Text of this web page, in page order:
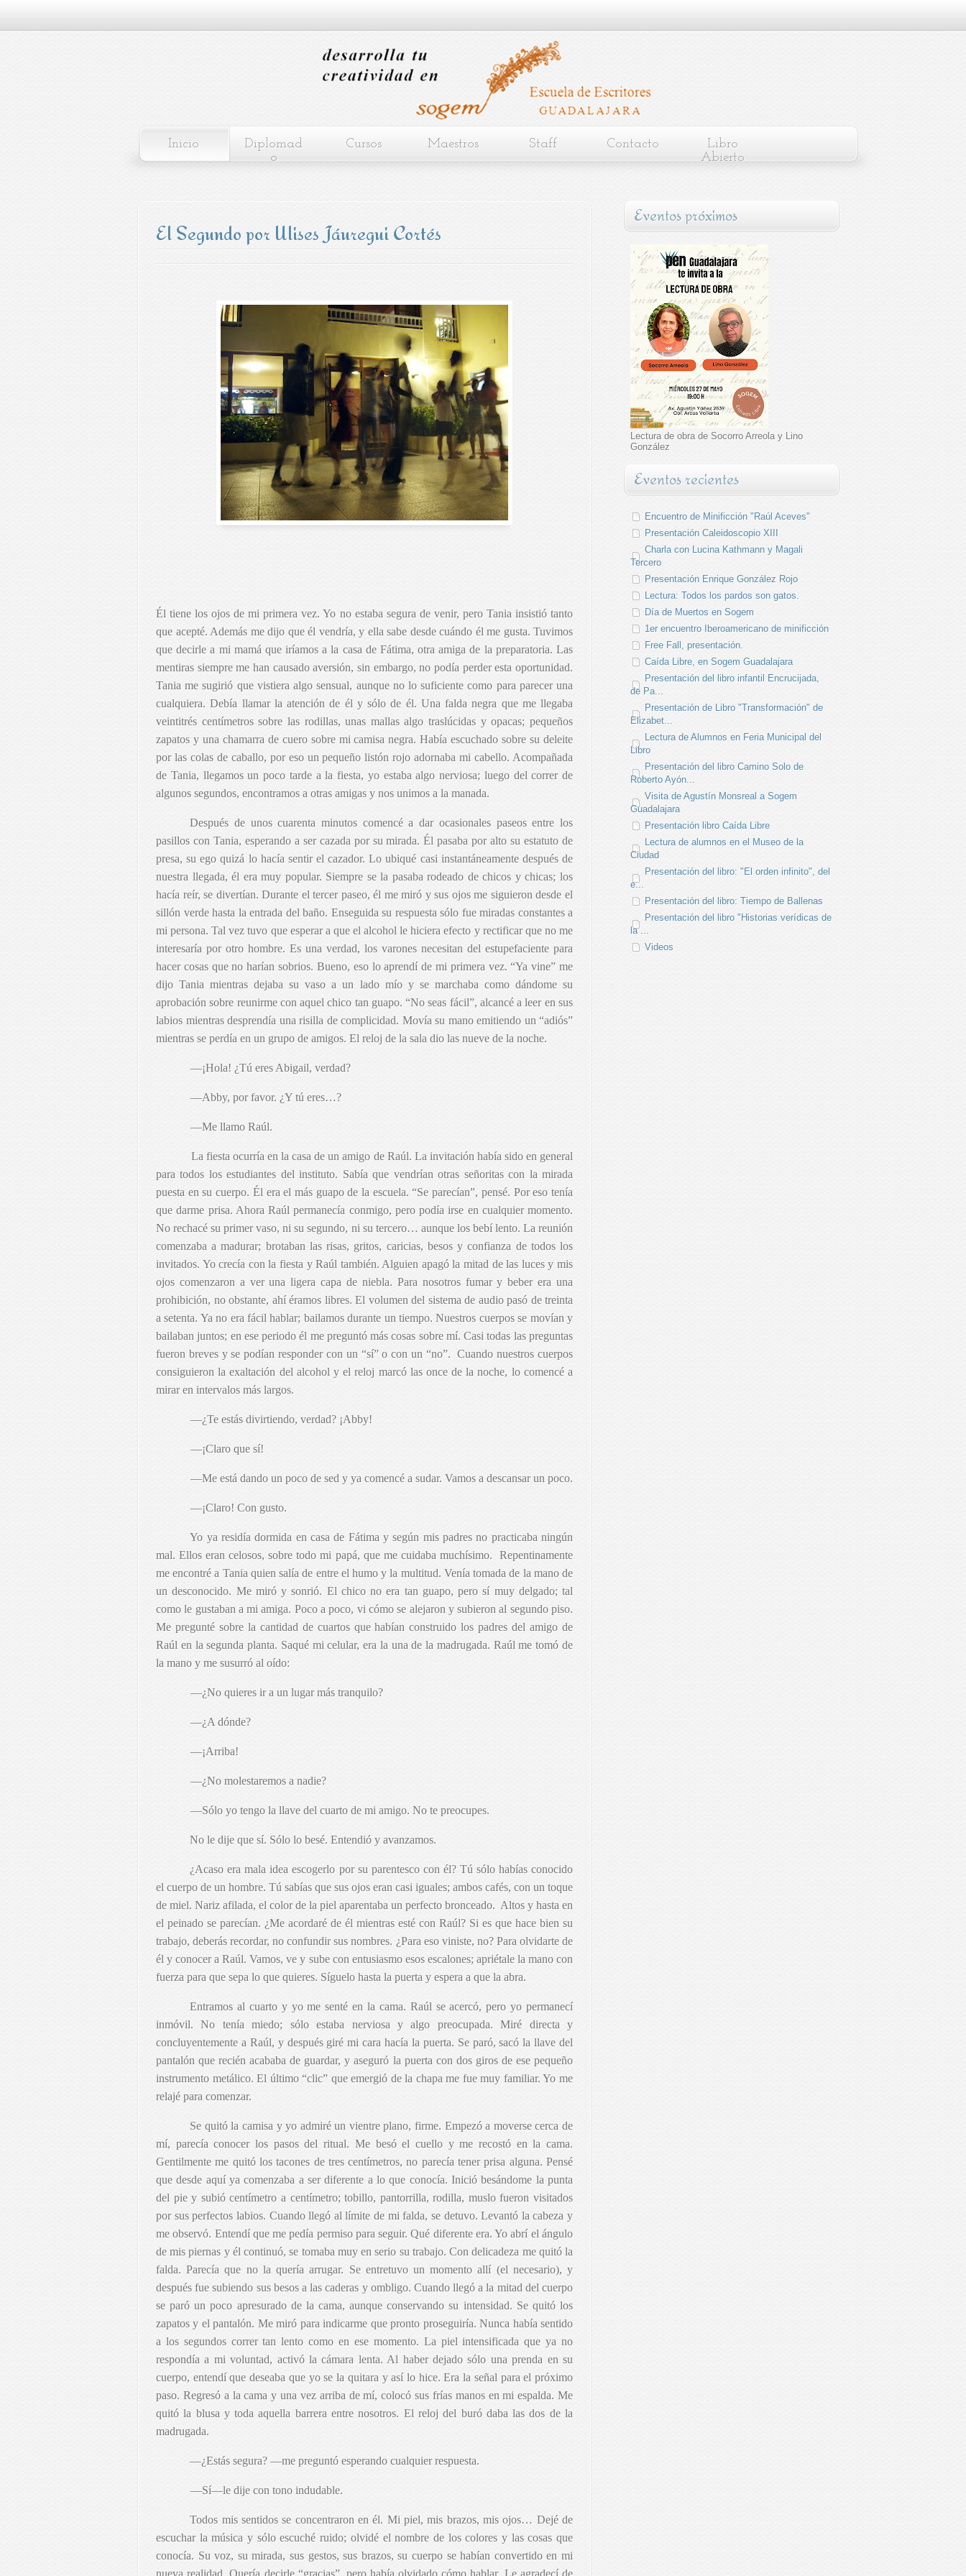
Inicio
Diplomad
o
Cursos Maestros Staff Contacto
Libro
Abierto
El Segundo por Ulises Jáuregui Cortés
Él tiene los ojos de mi primera vez. Yo no estaba segura de venir, pero Tania insistió tanto
que acepté. Además me dijo que él vendría, y ella sabe desde cuándo él me gusta. Tuvimos
que decirle a mi mamá que iríamos a la casa de Fátima, otra amiga de la preparatoria. Las
mentiras siempre me han causado aversión, sin embargo, no podía perder esta oportunidad.
Tania me sugirió que vistiera algo sensual, aunque no lo suficiente como para parecer una
cualquiera. Debía llamar la atención de él y sólo de él. Una falda negra que me llegaba
veintitrés centímetros sobre las rodillas, unas mallas algo traslúcidas y opacas; pequeños
zapatos y una chamarra de cuero sobre mi camisa negra. Había escuchado sobre su deleite
por las colas de caballo, por eso un pequeño listón rojo adornaba mi cabello. Acompañada
de Tania, llegamos un poco tarde a la fiesta, yo estaba algo nerviosa; luego del correr de
algunos segundos, encontramos a otras amigas y nos unimos a la manada.
Después de unos cuarenta minutos comencé a dar ocasionales paseos entre los
pasillos con Tania, esperando a ser cazada por su mirada. Él pasaba por alto su estatuto de
presa, su ego quizá lo hacía sentir el cazador. Lo ubiqué casi instantáneamente después de
nuestra llegada, él era muy popular. Siempre se la pasaba rodeado de chicos y chicas; los
hacía reír, se divertían. Durante el tercer paseo, él me miró y sus ojos me siguieron desde el
sillón verde hasta la entrada del baño. Enseguida su respuesta sólo fue miradas constantes a
mi persona. Tal vez tuvo que esperar a que el alcohol le hiciera efecto y rectificar que no me
interesaría por otro hombre. Es una verdad, los varones necesitan del estupefaciente para
hacer cosas que no harían sobrios. Bueno, eso lo aprendí de mi primera vez. “Ya vine” me
dijo Tania mientras dejaba su vaso a un lado mío y se marchaba como dándome su
aprobación sobre reunirme con aquel chico tan guapo. “No seas fácil”, alcancé a leer en sus
labios mientras desprendía una risilla de complicidad. Movía su mano emitiendo un “adiós”
mientras se perdía en un grupo de amigos. El reloj de la sala dio las nueve de la noche.
—¡Hola! ¿Tú eres Abigail, verdad?
—Abby, por favor. ¿Y tú eres…?
—Me llamo Raúl.
La fiesta ocurría en la casa de un amigo de Raúl. La invitación había sido en general
para todos los estudiantes del instituto. Sabía que vendrían otras señoritas con la mirada
puesta en su cuerpo. Él era el más guapo de la escuela. “Se parecían”, pensé. Por eso tenía
que darme prisa. Ahora Raúl permanecía conmigo, pero podía irse en cualquier momento.
No rechacé su primer vaso, ni su segundo, ni su tercero… aunque los bebí lento. La reunión
comenzaba a madurar; brotaban las risas, gritos, caricias, besos y confianza de todos los
invitados. Yo crecía con la fiesta y Raúl también. Alguien apagó la mitad de las luces y mis
ojos comenzaron a ver una ligera capa de niebla. Para nosotros fumar y beber era una
prohibición, no obstante, ahí éramos libres. El volumen del sistema de audio pasó de treinta
a setenta. Ya no era fácil hablar; bailamos durante un tiempo. Nuestros cuerpos se movían y
bailaban juntos; en ese periodo él me preguntó más cosas sobre mí. Casi todas las preguntas
fueron breves y se podían responder con un “sí” o con un “no”.
Cuando nuestros cuerpos
consiguieron la exaltación del alcohol y el reloj marcó las once de la noche, lo comencé a
mirar en intervalos más largos.
—¿Te estás divirtiendo, verdad? ¡Abby!
—¡Claro que sí!
—Me está dando un poco de sed y ya comencé a sudar. Vamos a descansar un poco.
—¡Claro! Con gusto.
Yo ya residía dormida en casa de Fátima y según mis padres no practicaba ningún
mal. Ellos eran celosos, sobre todo mi papá, que me cuidaba muchísimo.
Repentinamente
me encontré a Tania quien salía de entre el humo y la multitud. Venía tomada de la mano de
un desconocido. Me miró y sonrió. El chico no era tan guapo, pero sí muy delgado; tal
como le gustaban a mi amiga. Poco a poco, vi cómo se alejaron y subieron al segundo piso.
Me pregunté sobre la cantidad de cuartos que habían construido los padres del amigo de
Raúl en la segunda planta. Saqué mi celular, era la una de la madrugada. Raúl me tomó de
la mano y me susurró al oído:
—¿No quieres ir a un lugar más tranquilo?
—¿A dónde?
—¡Arriba!
—¿No molestaremos a nadie?
—Sólo yo tengo la llave del cuarto de mi amigo. No te preocupes.
No le dije que sí. Sólo lo besé. Entendió y avanzamos.
¿Acaso era mala idea escogerlo por su parentesco con él? Tú sólo habías conocido
el cuerpo de un hombre. Tú sabías que sus ojos eran casi iguales; ambos cafés, con un toque
de miel. Nariz afilada, el color de la piel aparentaba un perfecto bronceado. Altos y hasta en
el peinado se parecían. ¿Me acordaré de él mientras esté con Raúl? Si es que hace bien su
trabajo, deberás recordar, no confundir sus nombres. ¿Para eso viniste, no? Para olvidarte de
él y conocer a Raúl. Vamos, ve y sube con entusiasmo esos escalones; apriétale la mano con
fuerza para que sepa lo que quieres. Síguelo hasta la puerta y espera a que la abra.
Entramos al cuarto y yo me senté en la cama. Raúl se acercó, pero yo permanecí
inmóvil. No tenía miedo; sólo estaba nerviosa y algo preocupada. Miré directa y
concluyentemente a Raúl, y después giré mi cara hacía la puerta. Se paró, sacó la llave del
pantalón que recién acababa de guardar, y aseguró la puerta con dos giros de ese pequeño
instrumento metálico. El último “clic” que emergió de la chapa me fue muy familiar. Yo me
relajé para comenzar.
Se quitó la camisa y yo admiré un vientre plano, firme. Empezó a moverse cerca de
mí, parecía conocer los pasos del ritual. Me besó el cuello y me recostó en la cama.
Gentilmente me quitó los tacones de tres centímetros, no parecía tener prisa alguna. Pensé
que desde aquí ya comenzaba a ser diferente a lo que conocía. Inició besándome la punta
del pie y subió centímetro a centímetro; tobillo, pantorrilla, rodilla, muslo fueron visitados
por sus perfectos labios. Cuando llegó al límite de mi falda, se detuvo. Levantó la cabeza y
me observó. Entendí que me pedía permiso para seguir. Qué diferente era. Yo abrí el ángulo
de mis piernas y él continuó, se tomaba muy en serio su trabajo. Con delicadeza me quitó la
falda. Parecía que no la quería arrugar. Se entretuvo un momento allí (el necesario), y
después fue subiendo sus besos a las caderas y ombligo. Cuando llegó a la mitad del cuerpo
se paró un poco apresurado de la cama, aunque conservando su intensidad. Se quitó los
zapatos y el pantalón. Me miró para indicarme que pronto proseguiría. Nunca había sentido
a los segundos correr tan lento como en ese momento. La piel intensificada que ya no
respondía a mi voluntad, activó la cámara lenta. Al haber dejado sólo una prenda en su
cuerpo, entendí que deseaba que yo se la quitara y así lo hice. Era la señal para el próximo
paso. Regresó a la cama y una vez arriba de mí, colocó sus frías manos en mi espalda. Me
quitó la blusa y toda aquella barrera entre nosotros. El reloj del buró daba las dos de la
madrugada.
—¿Estás segura? —me preguntó esperando cualquier respuesta.
—Sí—le dije con tono indudable.
Todos mis sentidos se concentraron en él. Mi piel, mis brazos, mis ojos… Dejé de
escuchar la música y sólo escuché ruido; olvidé el nombre de los colores y las cosas que
conocía. Su voz, su mirada, sus gestos, sus brazos, su cuerpo se habían convertido en mi
nueva realidad. Quería decirle “gracias”, pero había olvidado cómo hablar. Le agradecí de
Eventos próximos
Lectura de obra de Socorro Arreola y Lino
González
Eventos recientes
Encuentro de Minificción "Raúl Aceves"
Presentación Caleidoscopio XIII
Charla con Lucina Kathmann y Magali
Tercero
Presentación Enrique González Rojo
Lectura: Todos los pardos son gatos.
Día de Muertos en Sogem
1er encuentro Iberoamericano de minificción
Free Fall, presentación.
Caída Libre, en Sogem Guadalajara
Presentación del libro infantil Encrucijada,
de Pa...
Presentación de Libro "Transformación" de
Elizabet...
Lectura de Alumnos en Feria Municipal del
Libro
Presentación del libro Camino Solo de
Roberto Ayón...
Visita de Agustín Monsreal a Sogem
Guadalajara
Presentación libro Caída Libre
Lectura de alumnos en el Museo de la
Ciudad
Presentación del libro: "El orden infinito", del
e...
Presentación del libro: Tiempo de Ballenas
Presentación del libro "Historias verídicas de
la ...
Videos